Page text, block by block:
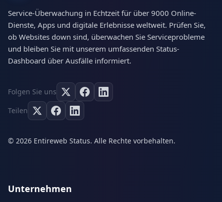
Service-Überwachung in Echtzeit für über 9000 Online-
Dienste, Apps und digitale Erlebnisse weltweit. Prüfen Sie,
ob Websites down sind, überwachen Sie Serviceprobleme
und bleiben Sie mit unserem umfassenden Status-
Dashboard über Ausfälle informiert.
Folgen Sie uns
Teilen
© 2026 Entireweb Status. Alle Rechte vorbehalten.
Unternehmen